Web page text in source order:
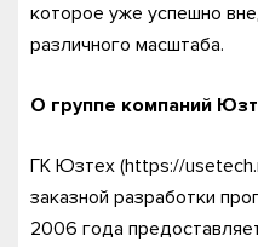
которое уже успешно
различного масштаба.
О группе компаний
ГК Юзтех (https://
заказной разработки
2006 года